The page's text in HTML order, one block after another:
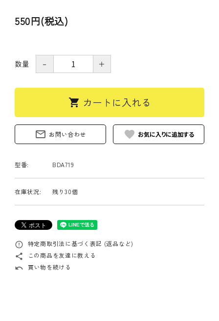
550円(税込)
数量 － ＋
shopping_cart カートに入れる
mail_outline お問い合わせ favorite
型番: BDA719
在庫状況: 残り30個
error_outline 特定商取引法に基づく表記 (返品など)
share この商品を友達に教える
undo 買い物を続ける